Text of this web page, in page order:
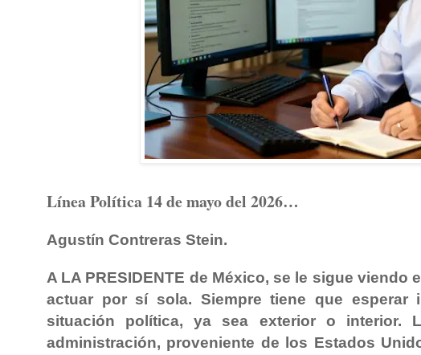
Línea Política 14 de mayo del 2026…
Agustín Contreras Stein.
A LA PRESIDENTE de México, se le sigue
actuar por sí sola. Siempre tiene que esperar
situación política, ya sea exterior o interior.
administración, proveniente de los Estados